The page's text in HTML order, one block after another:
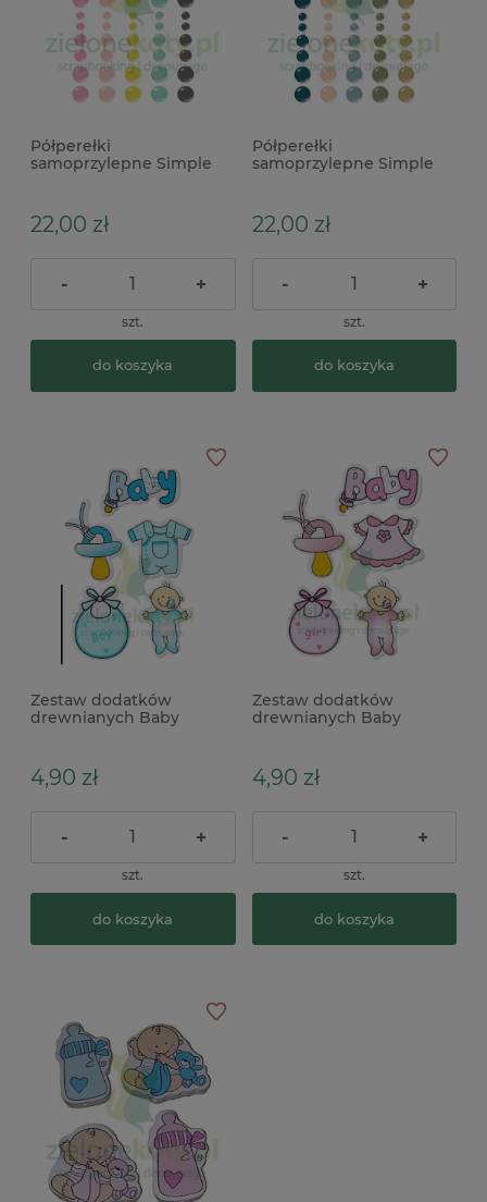
Półperełki
samoprzylepne Simple
22,00 zł
- +
szt.
do koszyka
Półperełki
samoprzylepne Simple
22,00 zł
- +
szt.
do koszyka
Zestaw dodatków
drewnianych Baby
4,90 zł
- +
szt.
do koszyka
Zestaw dodatków
drewnianych Baby
4,90 zł
- +
szt.
do koszyka